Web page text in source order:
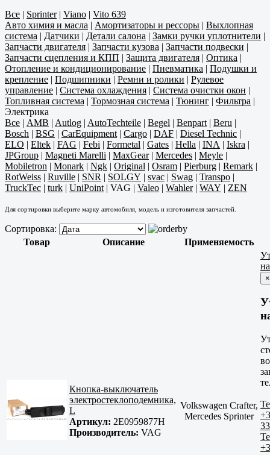
Все | Sprinter| Viano | Vito 639
Авто химия и масла | Амортизаторы и рессоры | Выхлопная
система | Датчики | Детали салона | Замки ручки уплотнители |
Запчасти двигателя | Запчасти кузова | Запчасти подвески |
Запчасти сцепления и КПП | Защита двигателя | Оптика |
Отопление и кондиционирование | Пневматика | Подушки и
крепление | Подшипники | Ремни и ролики | Рулевое
управление | Система охлаждения | Система очистки окон |
Топливная система | Тормозная система | Тюнинг | Фильтра |
Электрика
Все | AMB | Autlog | AutoTechteile | Begel | Benpart | Beru |
Bosch | BSG | CarEquipment | Cargo | DAF | Diesel Technic |
ELO | Eltek | FAG | Febi | Formetal | Gates | Hella | INA | Iskra |
JPGroup | Magneti Marelli | MaxGear| Mercedes | Meyle |
Mobiletron | Monark | Ngk | Original | Osram | Pierburg | Remark |
RotWeiss | Ruville | SNR | SOLGY | svac | Swag | Transpo |
TruckTec | turk | UniPoint | VAG | Valeo | Wahler| WAY | ZEN
Для сортировки выберите марку автомобиля, модель и изготовителя запчастей.
Сортировка:
Товар
Описание Применяемость
Кнопка-выключатель
электростеклоподемника,
L
Артикул: 2E0959877H
Производитель: VAG
Volkswagen Crafter,
Mercedes Sprinter
×